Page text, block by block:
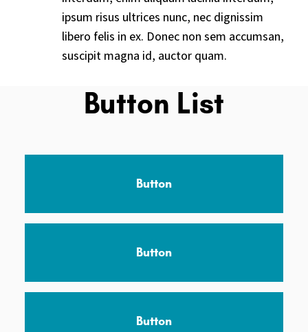
ipsum risus ultrices nunc, nec dignissim
libero felis in ex. Donec non sem accumsan,
suscipit magna id, auctor quam.
Button List
Button
Button
Button